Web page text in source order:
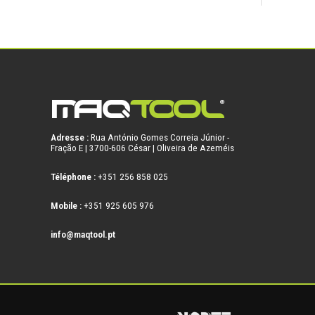
Adresse : Rua António Gomes Correia Júnior -
Fração E | 3700-606 César | Oliveira de Azeméis
Téléphone : +351 256 858 025
Mobile : +351 925 605 976
info@maqtool.pt